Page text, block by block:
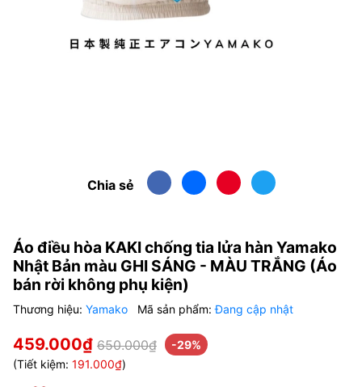
Chia sẻ
Áo điều hòa KAKI chống tia lửa hàn Yamako
Nhật Bản màu GHI SÁNG - MÀU TRẮNG (Áo
bán rời không phụ kiện)
Thương hiệu: Yamako Mã sản phẩm:Đang cập nhật
459.000₫ 650.000₫
-29%
(Tiết kiệm: 191.000₫)